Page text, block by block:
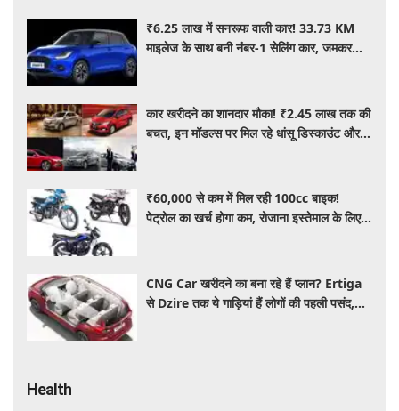
₹6.25 लाख में सनरूफ वाली कार! 33.73 KM
माइलेज के साथ बनी नंबर-1 सेलिंग कार, जमकर
कार खरीदने का शानदार मौका! ₹2.45 लाख तक की
बचत, इन मॉडल्स पर मिल रहे धांसू डिस्काउंट और
₹60,000 से कम में मिल रही 100cc बाइक!
पेट्रोल का खर्च होगा कम, रोजाना इस्तेमाल के लिए है
CNG Car खरीदने का बना रहे हैं प्लान? Ertiga
से Dzire तक ये गाड़ियां हैं लोगों की पहली पसंद,
Health